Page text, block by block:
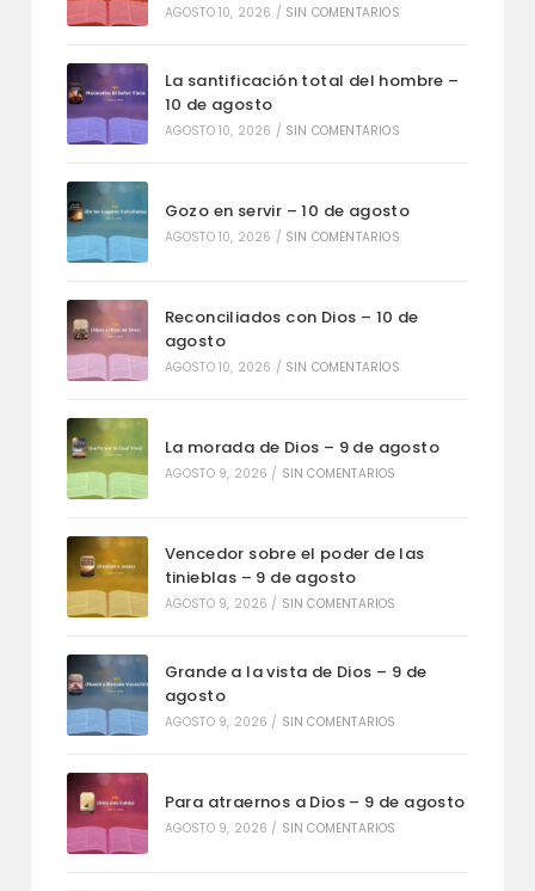
AGOSTO 10, 2026 / SIN COMENTARIOS
La santificación total del hombre –
10 de agosto
AGOSTO 10, 2026 / SIN COMENTARIOS
Gozo en servir – 10 de agosto
AGOSTO 10, 2026 / SIN COMENTARIOS
Reconciliados con Dios – 10 de
agosto
AGOSTO 10, 2026 / SIN COMENTARIOS
La morada de Dios – 9 de agosto
AGOSTO 9, 2026 / SIN COMENTARIOS
Vencedor sobre el poder de las
tinieblas – 9 de agosto
AGOSTO 9, 2026 / SIN COMENTARIOS
Grande a la vista de Dios – 9 de
agosto
AGOSTO 9, 2026 / SIN COMENTARIOS
Para atraernos a Dios – 9 de agosto
AGOSTO 9, 2026 / SIN COMENTARIOS